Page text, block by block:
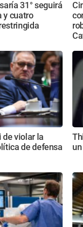
31° seguirá
y cuatro
de violar la
de defensa